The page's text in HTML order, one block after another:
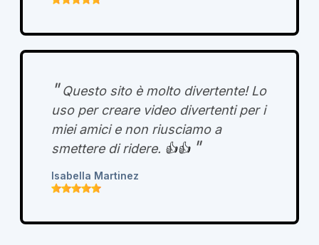
" Questo sito è molto divertente! Lo
uso per creare video divertenti per i
miei amici e non riusciamo a
smettere di ridere. 👍👍 "
Isabella Martinez